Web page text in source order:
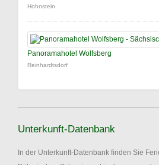
Hohnstein
Panoramahotel Wolfsberg
Reinhardtsdorf
Unterkunft-Datenbank
In der Unterkunft-Datenbank finden Sie